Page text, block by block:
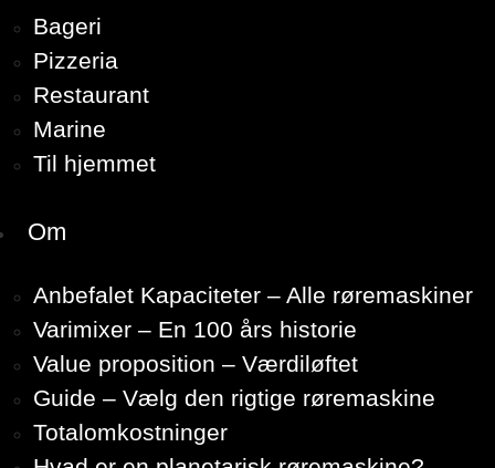
Bageri
Pizzeria
Restaurant
Marine
Til hjemmet
Om
Anbefalet Kapaciteter – Alle røremaskiner
Varimixer – En 100 års historie
Value proposition – Værdiløftet
Guide – Vælg den rigtige røremaskine
Totalomkostninger